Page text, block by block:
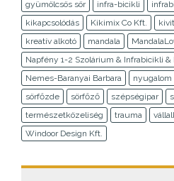
gyümölcsös sör
infra-bicikli
kikapcsolódás
Kikimix Co Kft.
kreatív alkotó
mandala
Napfény 1-2 Szolárium & Infrabicikli &
Nemes-Baranyai Barbara
nyugalom
sörfőzde
sörfőző szépségipar
természetközeliség
trauma
Windoor Design Kft.